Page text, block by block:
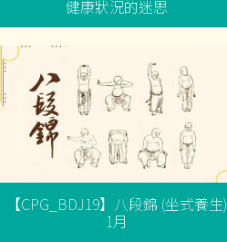
健康狀況的迷思
【CPG_BDJ19】八段錦 (坐式養生)
1月